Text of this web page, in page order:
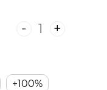
- +
+100%